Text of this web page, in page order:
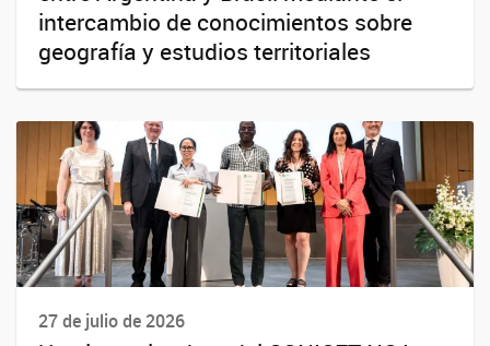
intercambio de conocimientos sobre
geografía y estudios territoriales
27 de julio de 2026